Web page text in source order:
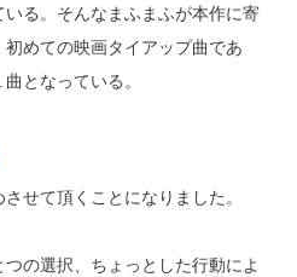
る。そんなまふまふが本作に寄
めての映画タイアップ曲であ
となっている。
せて頂くことになりました。
の選択、ちょっとした行動によ